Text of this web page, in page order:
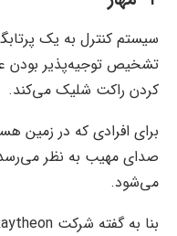
سیستم کنترل به یک
تشخیص توجیه‌پذیر بودن
کردن راکت شلیک می‌کند.
برای افرادی که در زمین
صدای مهیب به نظر
می‌شود.